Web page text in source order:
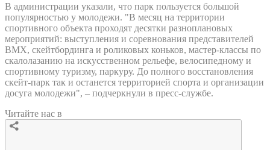
В администрации указали, что парк пользуется большой
популярностью у молодежи. "В месяц на территории
спортивного объекта проходят десятки разноплановых
мероприятий: выступления и соревнования представителей
BMX, скейтбординга и роликовых коньков, мастер-классы по
скалолазанию на искусственном рельефе, велосипедному и
спортивному туризму, паркуру. До полного восстановления
скейт-парк так и останется территорией спорта и организации
досуга молодежи", – подчеркнули в пресс-службе.
Читайте нас в